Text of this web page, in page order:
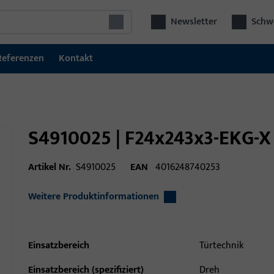
Newsletter
Kontakt
S4910025 | F24x243x3-EKG-X
Artikel Nr. S4910025 EAN 4016248740253
Weitere Produktinformationen
Einsatzbereich
Türtechnik
Einsatzbereich (spezifiziert)
Dreh